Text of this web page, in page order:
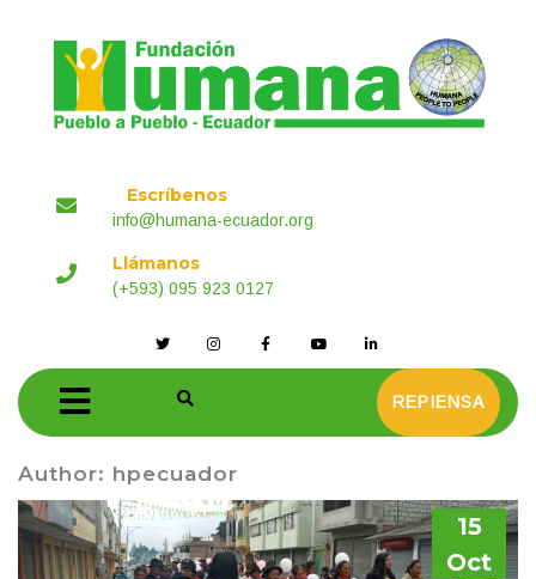
Escríbenos
info@humana-ecuador.org
Llámanos
(+593) 095 923 0127
REPIENSA
Author: hpecuador
15
Oct